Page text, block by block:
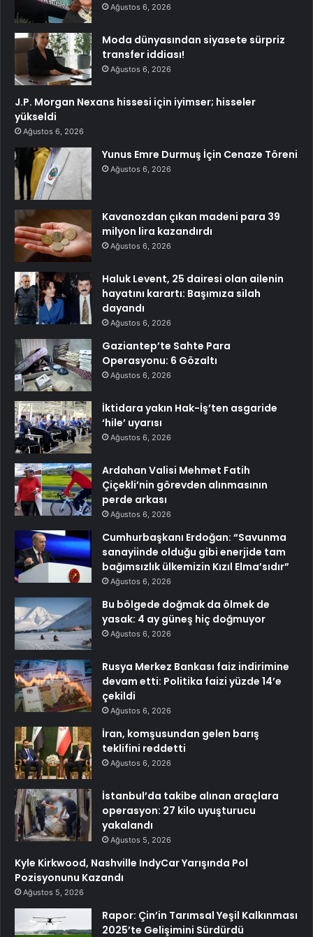
Ağustos 6, 2026
Moda dünyasından siyasete sürpriz
transfer iddiası!
Ağustos 6, 2026
J.P. Morgan Nexans hissesi için iyimser; hisseler
yükseldi
Ağustos 6, 2026
Yunus Emre Durmuş İçin Cenaze Töreni
Ağustos 6, 2026
Kavanozdan çıkan madeni para 39
milyon lira kazandırdı
Ağustos 6, 2026
Haluk Levent, 25 dairesi olan ailenin
hayatını karartı: Başımıza silah
dayandı
Ağustos 6, 2026
Gaziantep’te Sahte Para
Operasyonu: 6 Gözaltı
Ağustos 6, 2026
İktidara yakın Hak-İş’ten asgaride
‘hile’ uyarısı
Ağustos 6, 2026
Ardahan Valisi Mehmet Fatih
Çiçekli’nin görevden alınmasının
perde arkası
Ağustos 6, 2026
Cumhurbaşkanı Erdoğan: “Savunma
sanayiinde olduğu gibi enerjide tam
bağımsızlık ülkemizin Kızıl Elma’sıdır”
Ağustos 6, 2026
Bu bölgede doğmak da ölmek de
yasak: 4 ay güneş hiç doğmuyor
Ağustos 6, 2026
Rusya Merkez Bankası faiz indirimine
devam etti: Politika faizi yüzde 14’e
çekildi
Ağustos 6, 2026
İran, komşusundan gelen barış
teklifini reddetti
Ağustos 6, 2026
İstanbul’da takibe alınan araçlara
operasyon: 27 kilo uyuşturucu
yakalandı
Ağustos 5, 2026
Kyle Kirkwood, Nashville IndyCar Yarışında Pol
Pozisyonunu Kazandı
Ağustos 5, 2026
Rapor: Çin’in Tarımsal Yeşil Kalkınması
2025’te Gelişimini Sürdürdü